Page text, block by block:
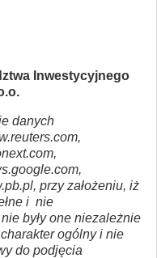
Inwestycyjnego
danych
przy założeniu, iż
i nie
były one niezależnie
ogólny i nie
do podjęcia